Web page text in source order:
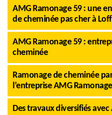
AMG Ramonage 59 : une
de cheminée pas cher à
AMG Ramonage 59 :
cheminée
Ramonage de cheminée
l’entreprise AMG
Des travaux diversifiés